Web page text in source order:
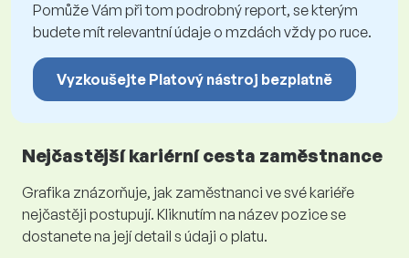
Pomůže Vám při tom podrobný report, se kterým
budete mít relevantní údaje o mzdách vždy po ruce.
Vyzkoušejte Platový nástroj bezplatně
Nejčastější kariérní cesta zaměstnance
Grafika znázorňuje, jak zaměstnanci ve své kariéře
nejčastěji postupují. Kliknutím na název pozice se
dostanete na její detail s údaji o platu.